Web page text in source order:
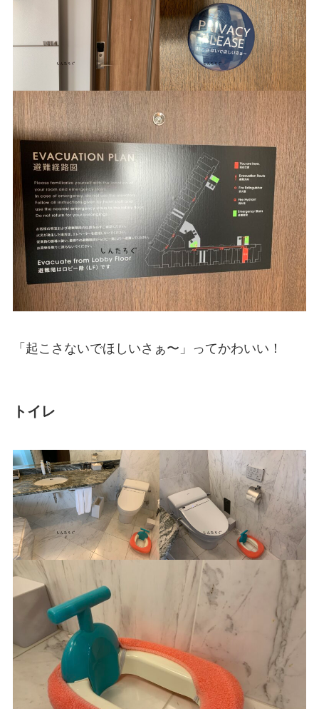
「起こさないでほしいさぁ〜」ってかわいい！
トイレ